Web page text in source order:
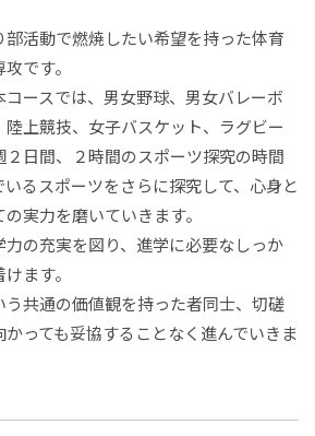
活動で燃焼したい希望を持った体育
です。
ースでは、男女野球、男女バレーボ
上競技、女子バスケット、ラグビー
日間、２時間のスポーツ探究の時間
るスポーツをさらに探究して、心身と
実力を磨いていきます。
の充実を図り、進学に必要なしっか
ます。
う共通の価値観を持った者同士、切磋
っても妥協することなく進んでいきま